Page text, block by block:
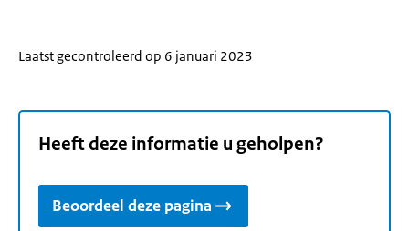
Laatst gecontroleerd op 6 januari 2023
Heeft deze informatie u geholpen?
Beoordeel deze pagina